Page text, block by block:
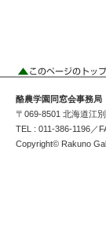
酪農学園同窓会事務局
〒069-8501 北海道江
TEL : 011-386-1196／
Copyright© Rakuno